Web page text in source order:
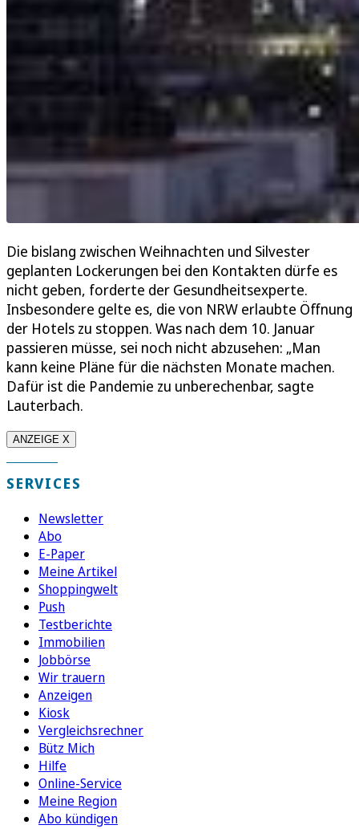
Die bislang zwischen Weihnachten und Silvester
geplanten Lockerungen bei den Kontakten dürfe es
nicht geben, forderte der Gesundheitsexperte.
Insbesondere gelte es, die von NRW erlaubte Öffnung
der Hotels zu stoppen. Was nach dem 10. Januar
passieren müsse, sei noch nicht abzusehen: „Man
kann keine Pläne für die nächsten Monate machen.
Dafür ist die Pandemie zu unberechenbar, sagte
Lauterbach.
ANZEIGE X
SERVICES
Newsletter
Abo
E-Paper
Meine Artikel
Shoppingwelt
Push
Testberichte
Immobilien
Jobbörse
Wir trauern
Anzeigen
Kiosk
Vergleichsrechner
Bütz Mich
Hilfe
Online-Service
Meine Region
Abo kündigen